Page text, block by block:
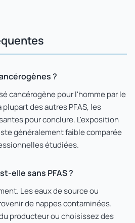
?
cancérogène pour l'homme par le
plupart des autres PFAS, les
pour conclure. L'exposition
généralement faible comparée
étudiées.
elle sans PFAS ?
Les eaux de source ou
de nappes contaminées.
producteur ou choisissez des